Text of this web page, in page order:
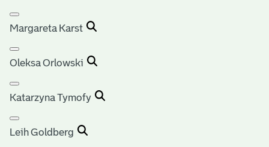
Margareta Karst
Oleksa Orlowski
Katarzyna Tymofy
Leih Goldberg